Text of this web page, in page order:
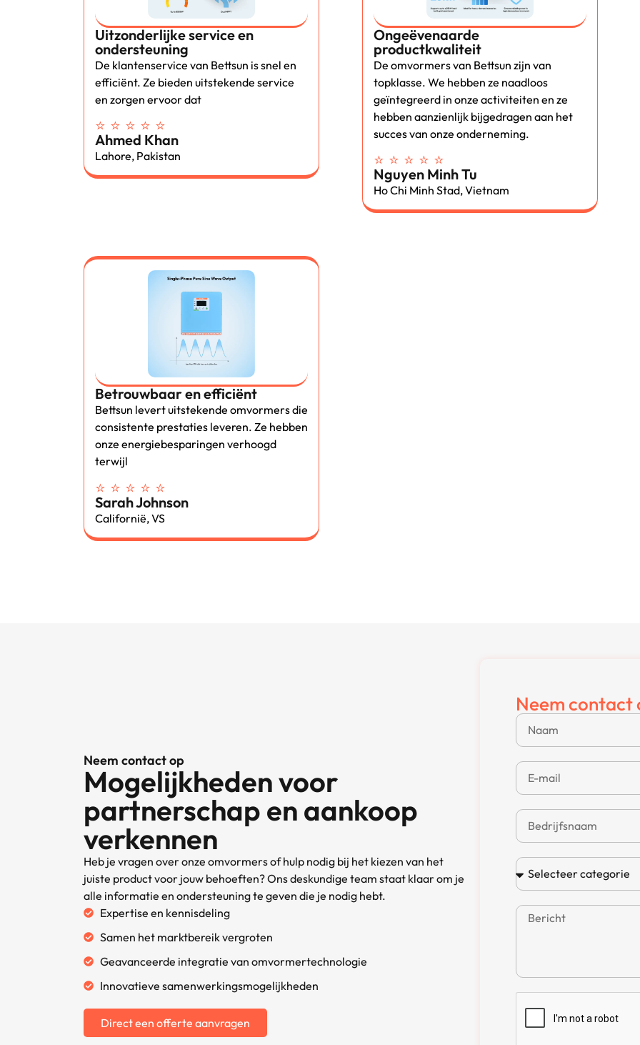
Uitzonderlijke service en
ondersteuning
De klantenservice van Bettsun is snel en
efficiënt. Ze bieden uitstekende service
en zorgen ervoor dat
⭐ ⭐ ⭐ ⭐ ⭐
Ahmed Khan
Lahore, Pakistan
Ongeëvenaarde
productkwaliteit
De omvormers van Bettsun zijn van
topklasse. We hebben ze naadloos
geïntegreerd in onze activiteiten en ze
hebben aanzienlijk bijgedragen aan het
succes van onze onderneming.
⭐ ⭐ ⭐ ⭐ ⭐
Nguyen Minh Tu
Ho Chi Minh Stad, Vietnam
Betrouwbaar en efficiënt
Bettsun levert uitstekende omvormers die
consistente prestaties leveren. Ze hebben
onze energiebesparingen verhoogd
terwijl
⭐ ⭐ ⭐ ⭐ ⭐
Sarah Johnson
Californië, VS
Neem contact op
Mogelijkheden voor
partnerschap en aankoop
verkennen
Heb je vragen over onze omvormers of hulp nodig bij het kiezen van het
juiste product voor jouw behoeften? Ons deskundige team staat klaar om je
alle informatie en ondersteuning te geven die je nodig hebt.
Expertise en kennisdeling
Samen het marktbereik vergroten
Geavanceerde integratie van omvormertechnologie
Innovatieve samenwerkingsmogelijkheden
Direct een offerte aanvragen
Neem contact